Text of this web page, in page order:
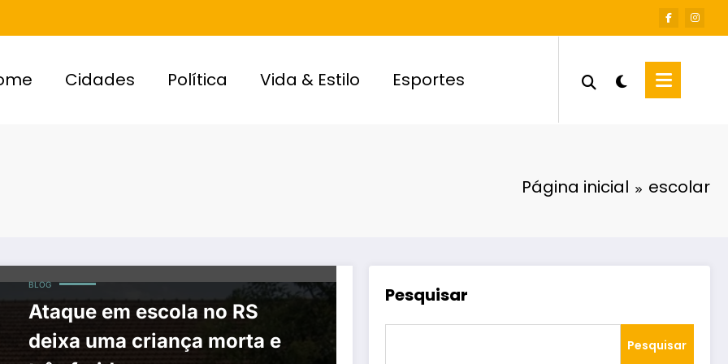
Cidades Política Vida & Estilo Esportes
Página inicial escolar
BLOG
Ataque em escola no RS
deixa uma criança morta e
Pesquisar
Pesquisar